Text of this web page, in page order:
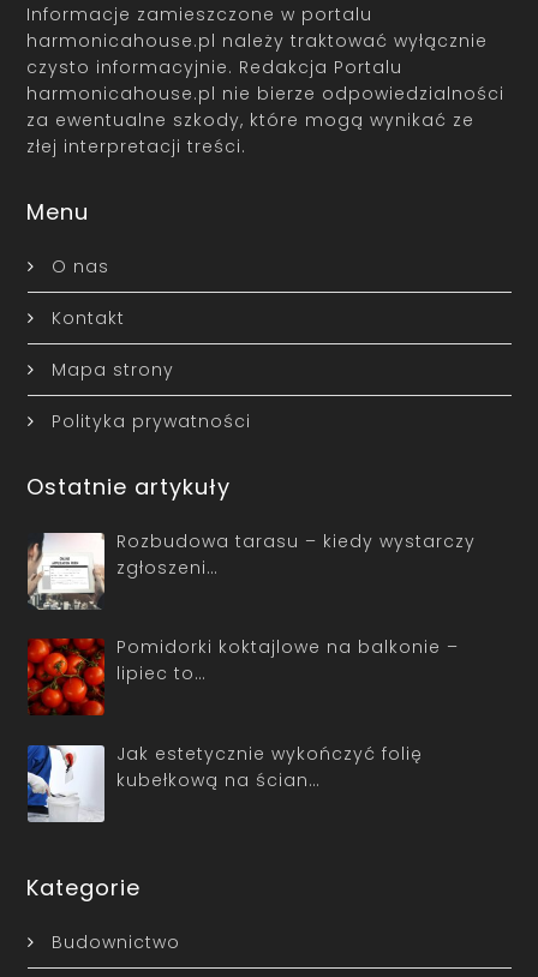
Informacje zamieszczone w portalu
harmonicahouse.pl należy traktować wyłącznie
czysto informacyjnie. Redakcja Portalu
harmonicahouse.pl nie bierze odpowiedzialności
za ewentualne szkody, które mogą wynikać ze
złej interpretacji treści.
Menu
O nas
Kontakt
Mapa strony
Polityka prywatności
Ostatnie artykuły
Rozbudowa tarasu – kiedy wystarczy
zgłoszeni…
Pomidorki koktajlowe na balkonie –
lipiec to…
Jak estetycznie wykończyć folię
kubełkową na ścian…
Kategorie
Budownictwo